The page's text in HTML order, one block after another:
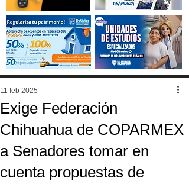
Exige Federación
Chihuahua de COPARMEX
a Senadores tomar en
cuenta propuestas de
11 feb 2025